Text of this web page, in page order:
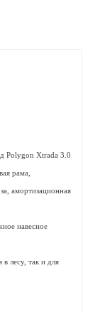
Polygon Xtrada 3.0
рама,
амортизационная
навесное
лесу, так и для